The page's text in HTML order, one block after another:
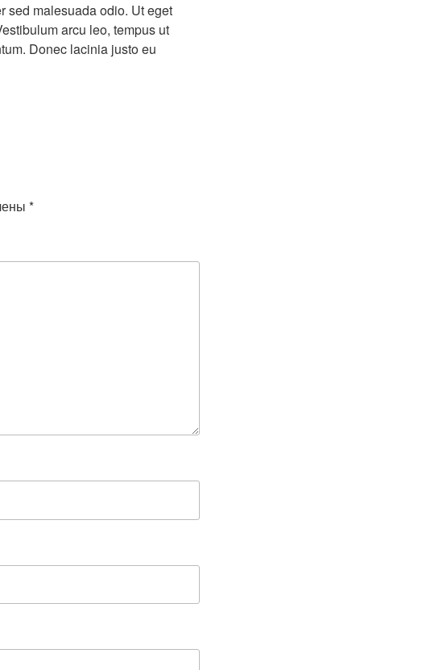
sed malesuada odio. Ut eget
arcu leo, tempus ut
Donec lacinia justo eu
*